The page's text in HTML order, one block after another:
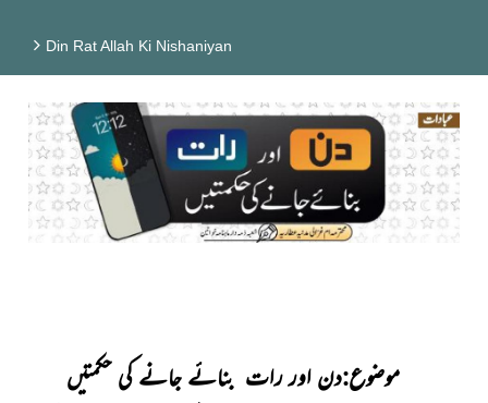
Din Rat Allah Ki Nishaniyan
موضوع:دن اور رات بنائے جانے کی حکمتیں